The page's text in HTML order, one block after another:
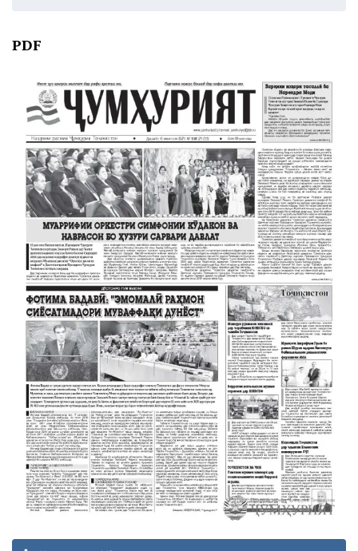
PDF